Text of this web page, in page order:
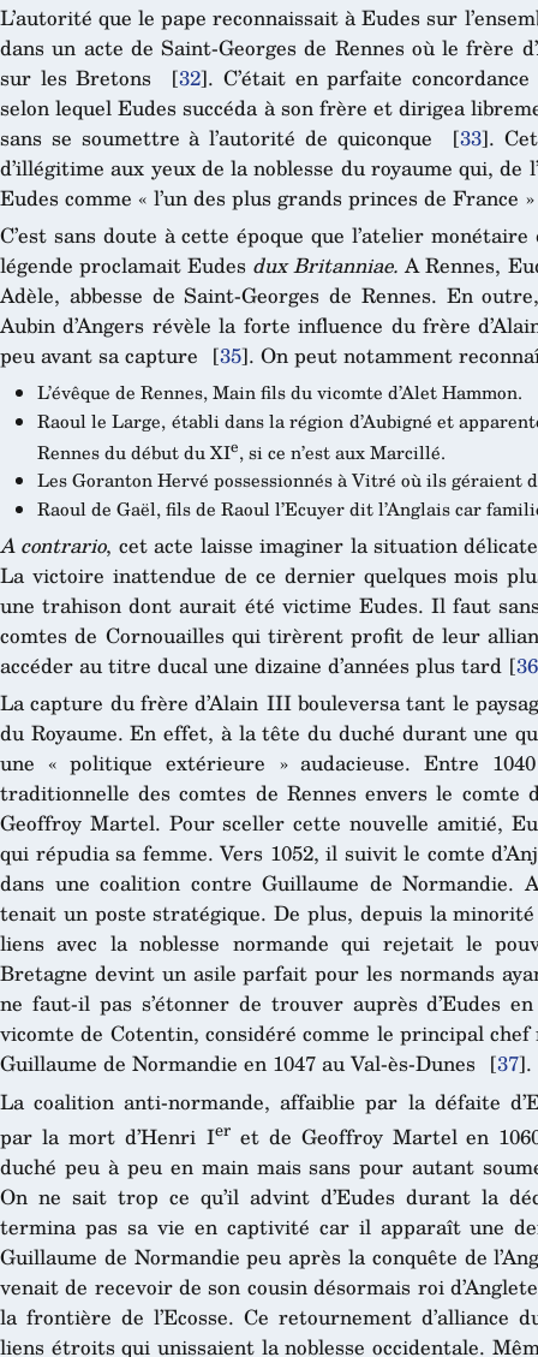
L’autorité que le pape reconnaissait à Eudes sur
dans un acte de Saint-Georges de Rennes où le frère
sur les Bretons
[32]. C’était en parfaite
selon lequel Eudes succéda à son frère et dirigea
sans se soumettre à l’autorité de quiconque
[33].
d’illégitime aux yeux de la noblesse du royaume qui, de
Eudes comme « l’un des plus grands princes de France
C’est sans doute à cette époque que l’atelier
légende proclamait Eudes dux Britanniae. A Rennes,
Adèle, abbesse de Saint-Georges de Rennes. En
Aubin d’Angers révèle la forte influence du frère
peu avant sa capture [35]. On peut notamment
L’évêque de Rennes, Main fils du vicomte d’Alet Hammon.
Raoul le Large, établi dans la région d’Aubigné et
Rennes du début du XIe, si ce n’est aux Marcillé.
Les Goranton Hervé possessionnés à Vitré où ils géraient
Raoul de Gaël, fils de Raoul l’Ecuyer dit l’Anglais car
A contrario, cet acte laisse imaginer la situation
La victoire inattendue de ce dernier quelques mois
une trahison dont aurait été victime Eudes. Il faut
comtes de Cornouailles qui tirèrent profit de leur
accéder au titre ducal une dizaine d’années plus tard [36
La capture du frère d’Alain III bouleversa tant le
du Royaume. En effet, à la tête du duché durant une
une « politique extérieure » audacieuse. Entre
traditionnelle des comtes de Rennes envers le comte
Geoffroy Martel. Pour sceller cette nouvelle amitié,
qui répudia sa femme. Vers 1052, il suivit le comte
dans une coalition contre Guillaume de Normandie.
tenait un poste stratégique. De plus, depuis la
liens avec la noblesse normande qui rejetait le
Bretagne devint un asile parfait pour les normands
ne faut-il pas s’étonner de trouver auprès d’Eudes
vicomte de Cotentin, considéré comme le principal
Guillaume de Normandie en 1047 au Val-ès-Dunes [37].
La coalition anti-normande, affaiblie par la défaite
par la mort d’Henri Ieret de Geoffroy Martel en
duché peu à peu en main mais sans pour autant
On ne sait trop ce qu’il advint d’Eudes durant la
termina pas sa vie en captivité car il apparaît une
Guillaume de Normandie peu après la conquête de
venait de recevoir de son cousin désormais roi
la frontière de l’Ecosse. Ce retournement d’alliance
liens étroits qui unissaient la noblesse occidentale.